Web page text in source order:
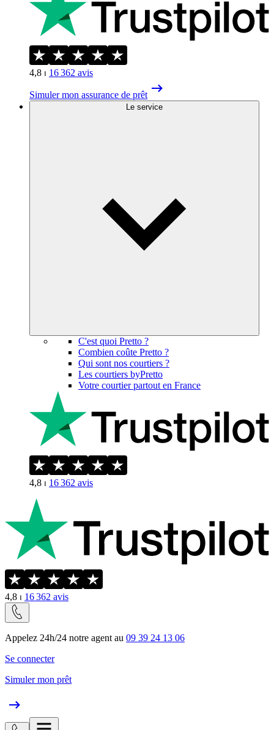
4,8 ⏐ 16 362 avis
Simuler mon assurance de prêt
Le service
C'est quoi Pretto ?
Combien coûte Pretto ?
Qui sont nos courtiers ?
Les courtiers byPretto
Votre courtier partout en France
4,8 ⏐ 16 362 avis
4,8 ⏐ 16 362 avis
Appelez 24h/24 notre agent au 09 39 24 13 06
Se connecter
Simuler mon prêt